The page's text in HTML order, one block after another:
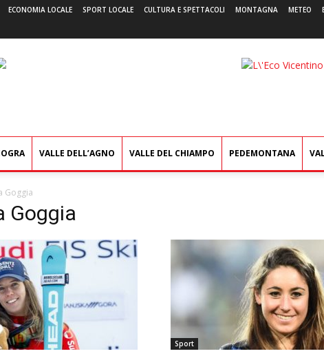
ECONOMIA LOCALE SPORT LOCALE CULTURA E SPETTACOLI MONTAGNA METEO
L'Eco
VALLE DELL’AGNO VALLE DEL CHIAMPO PEDEMONTANA
Goggia
Goggia
Sport